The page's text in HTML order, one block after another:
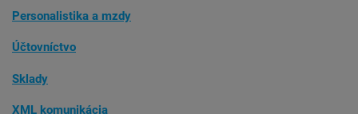
Personalistika a mzdy
Účtovníctvo
Sklady
XML komunikácia